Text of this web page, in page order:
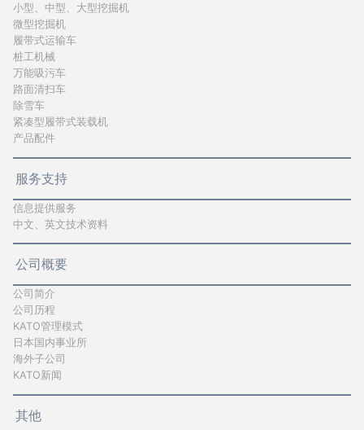
小型、中型、大型挖掘机
微型挖掘机
履带式运输车
桩工机械
万能吸污车
路面清扫车
除雪车
紧凑型履带式装载机
产品配件
服务支持
信息提供服务
中文、英文技术资料
公司概要
公司简介
公司历程
KATO管理模式
日本国内事业所
海外子公司
KATO新闻
其他